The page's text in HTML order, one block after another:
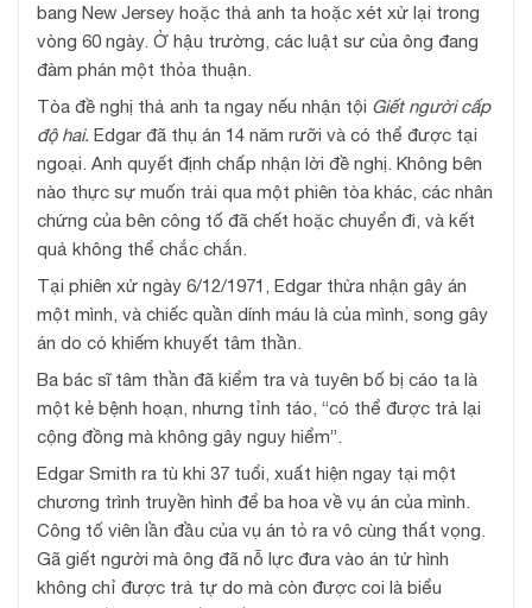
bang New Jersey hoặc thả anh ta hoặc xét xử lại trong
vòng 60 ngày. Ở hậu trường, các luật sư của ông đang
đàm phán một thỏa thuận.
Tòa đề nghị thả anh ta ngay nếu nhận tội Giết người cấp
độ hai. Edgar đã thụ án 14 năm rưỡi và có thể được tại
ngoại. Anh quyết định chấp nhận lời đề nghị. Không bên
nào thực sự muốn trải qua một phiên tòa khác, các nhân
chứng của bên công tố đã chết hoặc chuyển đi, và kết
quả không thể chắc chắn.
Tại phiên xử ngày 6/12/1971, Edgar thừa nhận gây án
một mình, và chiếc quần dính máu là của mình, song gây
án do có khiếm khuyết tâm thần.
Ba bác sĩ tâm thần đã kiểm tra và tuyên bố bị cáo ta là
một kẻ bệnh hoạn, nhưng tỉnh táo, “có thể được trả lại
cộng đồng mà không gây nguy hiểm”.
Edgar Smith ra tù khi 37 tuổi, xuất hiện ngay tại một
chương trình truyền hình để ba hoa về vụ án của mình.
Công tố viên lần đầu của vụ án tỏ ra vô cùng thất vọng.
Gã giết người mà ông đã nỗ lực đưa vào án tử hình
không chỉ được trả tự do mà còn được coi là biểu